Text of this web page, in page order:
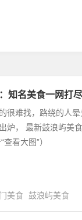
知名美食一网打尽
很难找，路绕的人
炉， 最新鼓浪屿美
查看大图”）
美食 鼓浪屿美食